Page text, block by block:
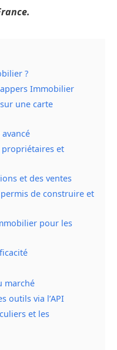
?
Immobilier
une carte
propriétaires et
et des ventes
de construire et
pour les
marché
outils via l’API
et les